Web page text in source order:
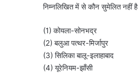
निम्नलिखित में से कौन सुमेलित नहीं है
(1) कोयला-सोनभद्र
(2) बलुआ पत्थर-मिर्जापुर
(3) सिलिका बालू-इलाहाबाद
(4) यूरेनियम-झाँसी